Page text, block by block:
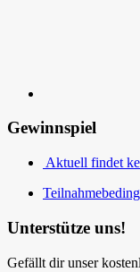
Gewinnspiel
Aktuell findet
Unterstütze uns!
Gefällt dir unser